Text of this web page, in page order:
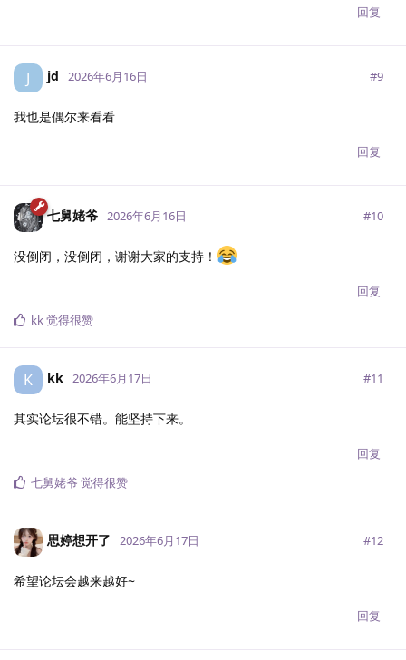
回复
J jd 2026年6月16日 #9
我也是偶尔来看看
回复
七舅姥爷 2026年6月16日 #10
没倒闭，没倒闭，谢谢大家的支持！
回复
kk觉得很赞
K kk 2026年6月17日 #11
其实论坛很不错。能坚持下来。
回复
七舅姥爷 觉得很赞
思婷想开了 2026年6月17日 #12
希望论坛会越来越好~
回复